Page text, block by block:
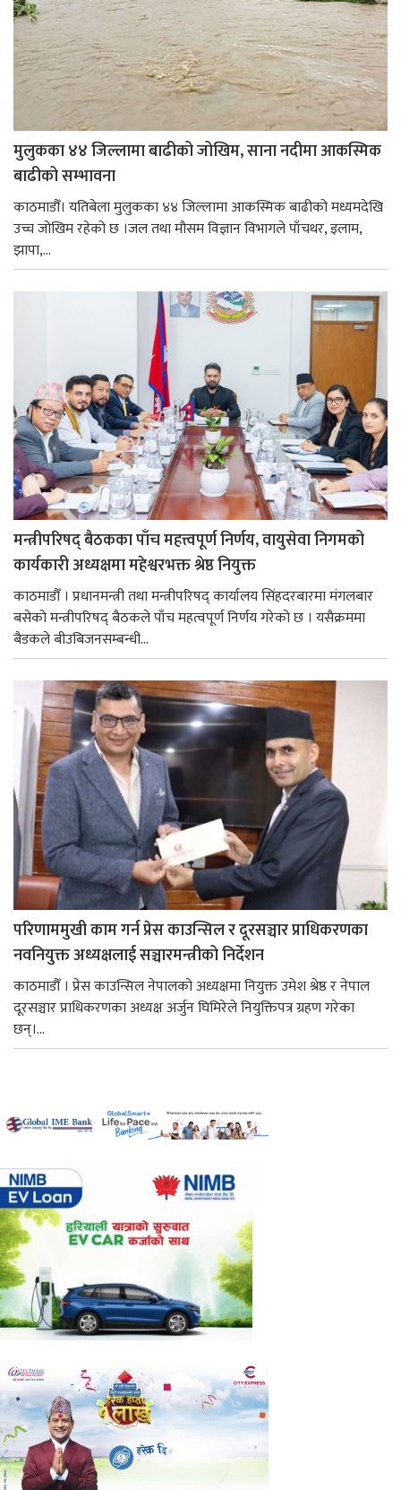
मुलुकका ४४ जिल्लामा बाढीको जोखिम, साना नदीमा आकस्मिक
बाढीको सम्भावना
काठमाडौँ। यतिबेला मुलुकका ४४ जिल्लामा आकस्मिक बाढीको मध्यमदेखि
उच्च जोखिम रहेको छ ।जल तथा मौसम विज्ञान विभागले पाँचथर, इलाम,
झापा,...
मन्त्रीपरिषद् बैठकका पाँच महत्त्वपूर्ण निर्णय, वायुसेवा निगमको
कार्यकारी अध्यक्षमा महेश्वरभक्त श्रेष्ठ नियुक्त
काठमाडौँ । प्रधानमन्त्री तथा मन्त्रीपरिषद् कार्यालय सिंहदरबारमा मंगलबार
बसेको मन्त्रीपरिषद् बैठकले पाँच महत्वपूर्ण निर्णय गरेको छ । यसैक्रममा
बैडकले बीउबिजनसम्बन्धी...
परिणाममुखी काम गर्न प्रेस काउन्सिल र दूरसञ्चार प्राधिकरणका
नवनियुक्त अध्यक्षलाई सञ्चारमन्त्रीको निर्देशन
काठमाडौँ । प्रेस काउन्सिल नेपालको अध्यक्षमा नियुक्त उमेश श्रेष्ठ र नेपाल
दूरसञ्चार प्राधिकरणका अध्यक्ष अर्जुन घिमिरेले नियुक्तिपत्र ग्रहण गरेका
छन्।...